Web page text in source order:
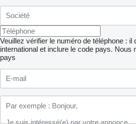
Veuillez vérifier le numéro de téléphone : il
international et inclure le code pays. Nous
pays